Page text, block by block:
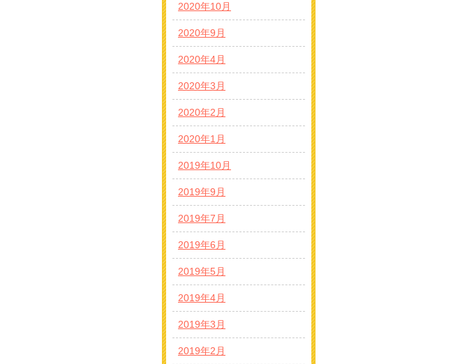
2020年10月
2020年9月
2020年4月
2020年3月
2020年2月
2020年1月
2019年10月
2019年9月
2019年7月
2019年6月
2019年5月
2019年4月
2019年3月
2019年2月